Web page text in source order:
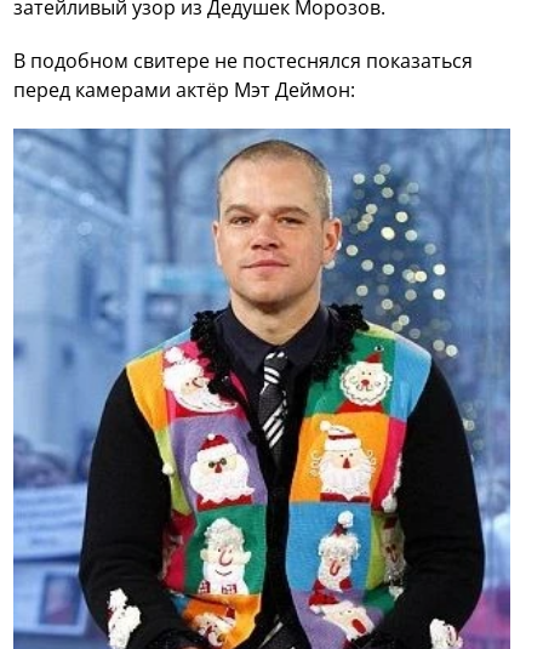
затейливый узор из Дедушек Морозов.
В подобном свитере не постеснялся показаться
перед камерами актёр Мэт Деймон: